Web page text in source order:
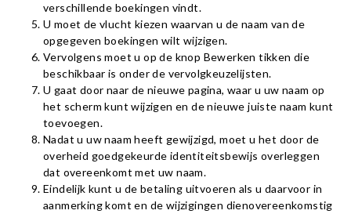
verschillende boekingen vindt.
U moet de vlucht kiezen waarvan u de naam van de
opgegeven boekingen wilt wijzigen.
Vervolgens moet u op de knop Bewerken tikken die
beschikbaar is onder de vervolgkeuzelijsten.
U gaat door naar de nieuwe pagina, waar u uw naam op
het scherm kunt wijzigen en de nieuwe juiste naam kunt
toevoegen.
Nadat u uw naam heeft gewijzigd, moet u het door de
overheid goedgekeurde identiteitsbewijs overleggen
dat overeenkomt met uw naam.
Eindelijk kunt u de betaling uitvoeren als u daarvoor in
aanmerking komt en de wijzigingen dienovereenkomstig